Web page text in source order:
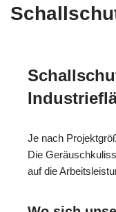
Je nach
Die
auf die